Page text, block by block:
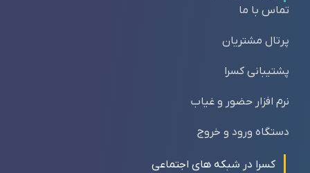
تماس با ما
پرتال مشتریان
پشتیبانی کسرا
نرم افزار حضور و غیاب
دستگاه ورود و خروج
کسرا در شبکه های اجتماعی